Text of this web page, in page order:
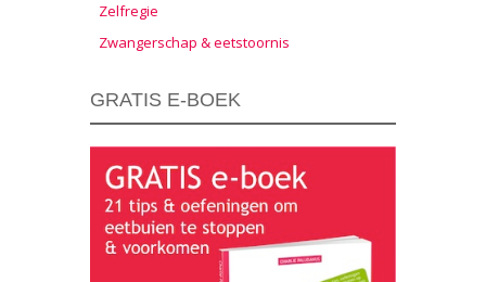
Zelfregie
Zwangerschap & eetstoornis
GRATIS E-BOEK